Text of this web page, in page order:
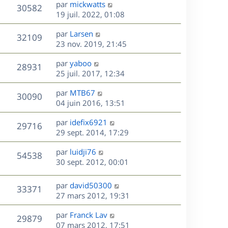
e
s
n
i
e
r
m
e
s
s
a
g
e
30582V
u
D
e
r
n
i
e
r
m
e
s
s
a
g
e
par mickwatts
19 juil. 2022, 01:08
32109V
u
s
D
e
r
n
i
e
r
m
e
s
s
a
g
e
par Larsen
23 nov. 2019, 21:45
28931
u
D
e
r
n
i
e
r
m
e
s
s
a
g
e
par yaboo
25 juil. 2017, 12:34
30090V
u
e
s
D
e
r
n
i
e
r
m
e
s
s
a
g
e
par MTB67
04 juin 2016, 13:51
29716V
u
e
D
e
r
n
i
e
r
m
e
s
s
par idefix6921
29 sept. 2014, 17:29
54538V
u
D
e
n
i
e
r
m
par luidji76
30 sept. 2012, 00:01
33371
u
D
e
r
n
i
par david50300
27 mars 2012, 19:31
29879V
D
e
par Franck Lav
07 mars 2012, 17:51